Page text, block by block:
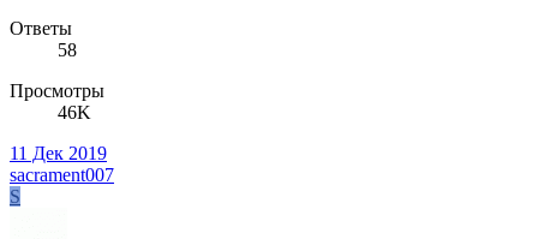
Ответы
58
Просмотры
46K
11 Дек 2019
sacrament007
S